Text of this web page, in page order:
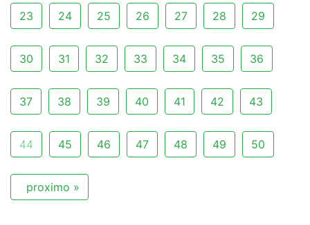
23 24 25 26 27 28 29
30 31 32 33 34 35 36
37 38 39 40 41 42 43
44 45 46 47 48 49 50
proximo »